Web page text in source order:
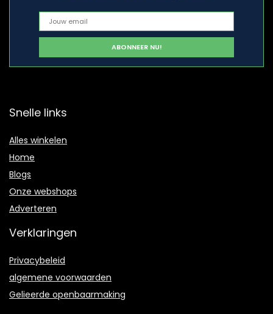
Snelle links
Alles winkelen
Home
Blogs
Onze webshops
Adverteren
Verklaringen
Privacybeleid
algemene voorwaarden
Gelieerde openbaarmaking